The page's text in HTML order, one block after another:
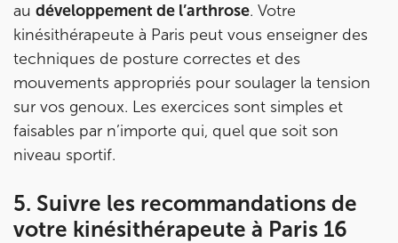
au développement de l’arthrose. Votre
kinésithérapeute à Paris peut vous enseigner des
techniques de posture correctes et des
mouvements appropriés pour soulager la tension
sur vos genoux. Les exercices sont simples et
faisables par n’importe qui, quel que soit son
niveau sportif.
5. Suivre les recommandations de
votre kinésithérapeute à Paris 16
PARIS 9 – PETRELLE
6 Rue Petrelle 75009 Paris
6 Rue Petrelle 75009 Paris
01 71 97 53 67
Prenez RDV sur
Prenez RDV sur
IK Paris 11